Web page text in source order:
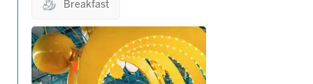
Breakfast